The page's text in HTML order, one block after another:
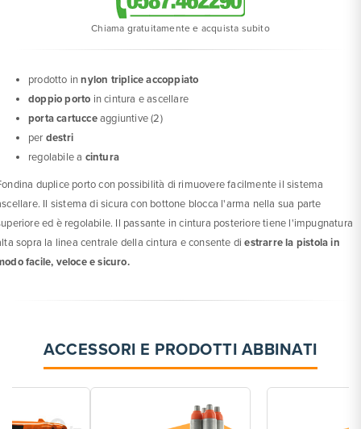
Chiama gratuitamente e acquista subito
prodotto innylon triplice accoppiato
doppio porto in cintura e ascellare
porta cartucceaggiuntive (2)
per destri
regolabile a cintura
duplice porto con possibilità di rimuovere facilmente il sistema
Il sistema di sicura con bottone blocca l'arma nella sua parte
ed è regolabile. Il passante in cintura posteriore tiene l'impugnatura
sopra la linea centrale della cintura e consente diestrarre la pistola in
facile, veloce e sicuro.
ACCESSORI E PRODOTTI ABBINATI